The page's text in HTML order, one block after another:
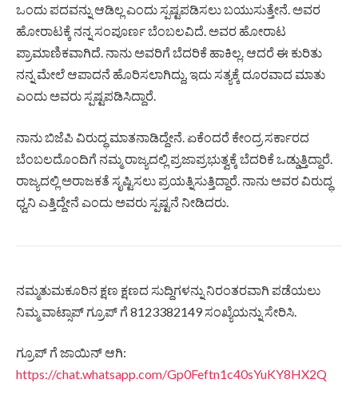
ಒಂದು ಪದವನ್ನು ಆಡಿಲ್ಲ ಎಂದು ಸ್ಪಷ್ಟಪಡಿಸಲು ಬಯುಸುತ್ತೇನೆ. ಅವರ
ಹೋರಾಟಕ್ಕೆ ನನ್ನ ಸಂಪೂರ್ಣ ಬೆಂಬಲವಿದೆ. ಅವರ ಹೋರಾಟ
ಪ್ರಾಮಾಣಿಕವಾಗಿದೆ. ನಾನು ಅವರಿಗೆ ಬೆದರಿಕೆ ಹಾಕಿಲ್ಲ. ಆದರೆ ಈ ಕುರಿತು
ನನ್ನ ಮೇಲೆ ಆಪಾದನೆ ಹೊರಿಸಲಾಗಿದ್ದು, ಇದು ಸತ್ಯಕ್ಕೆ ದೂರವಾದ ಮಾತು
ಎಂದು ಅವರು ಸ್ಪಷ್ಟಪಡಿಸಿದ್ದಾರೆ.
ನಾನು ಬಿಜೆಪಿ ವಿರುದ್ಧ ಮಾತನಾಡಿದ್ದೇನೆ. ಏಕೆಂದರೆ ಕೇಂದ್ರ ಸರ್ಕಾರದ
ಬೆಂಬಲದೊಂದಿಗೆ ನಮ್ಮ ರಾಜ್ಯದಲ್ಲಿ ಪ್ರಜಾಪ್ರಭುತ್ವಕ್ಕೆ ಬೆದರಿಕೆ ಒಡ್ಡುತ್ತಿದ್ದಾರೆ.
ರಾಜ್ಯದಲ್ಲಿ ಅರಾಜಕತೆ ಸೃಷ್ಟಿಸಲು ಪ್ರಯತ್ನಿಸುತ್ತಿದ್ದಾರೆ. ನಾನು ಅವರ ವಿರುದ್ಧ
ಧ್ವನಿ ಎತ್ತಿದ್ದೇನೆ ಎಂದು ಅವರು ಸ್ಪಷ್ಟನೆ ನೀಡಿದರು.
ನಮ್ಮತುಮಕೂರಿನ ಕ್ಷಣ ಕ್ಷಣದ ಸುದ್ದಿಗಳನ್ನು ನಿರಂತರವಾಗಿ ಪಡೆಯಲು
ನಿಮ್ಮ ವಾಟ್ಸಾಪ್ ಗ್ರೂಪ್ ಗೆ 8123382149 ಸಂಖ್ಯೆಯನ್ನು ಸೇರಿಸಿ.
ಗ್ರೂಪ್ ಗೆ ಜಾಯಿನ್ ಆಗಿ:
https://chat.whatsapp.com/Gp0Feftn1c40sYuKY8HX2Q